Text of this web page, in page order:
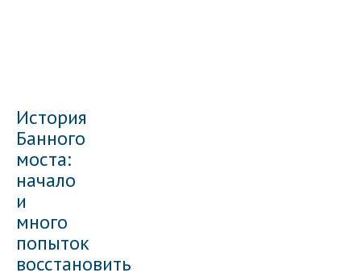
История
Банного
моста:
начало
и
много
попыток
восстановить